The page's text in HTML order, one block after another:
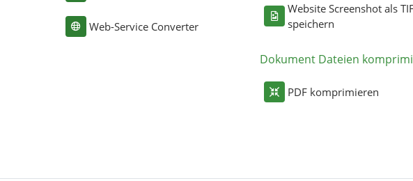
Web-Service Converter
Website Screenshot als
speichern
Dokument Dateien
PDF komprimieren